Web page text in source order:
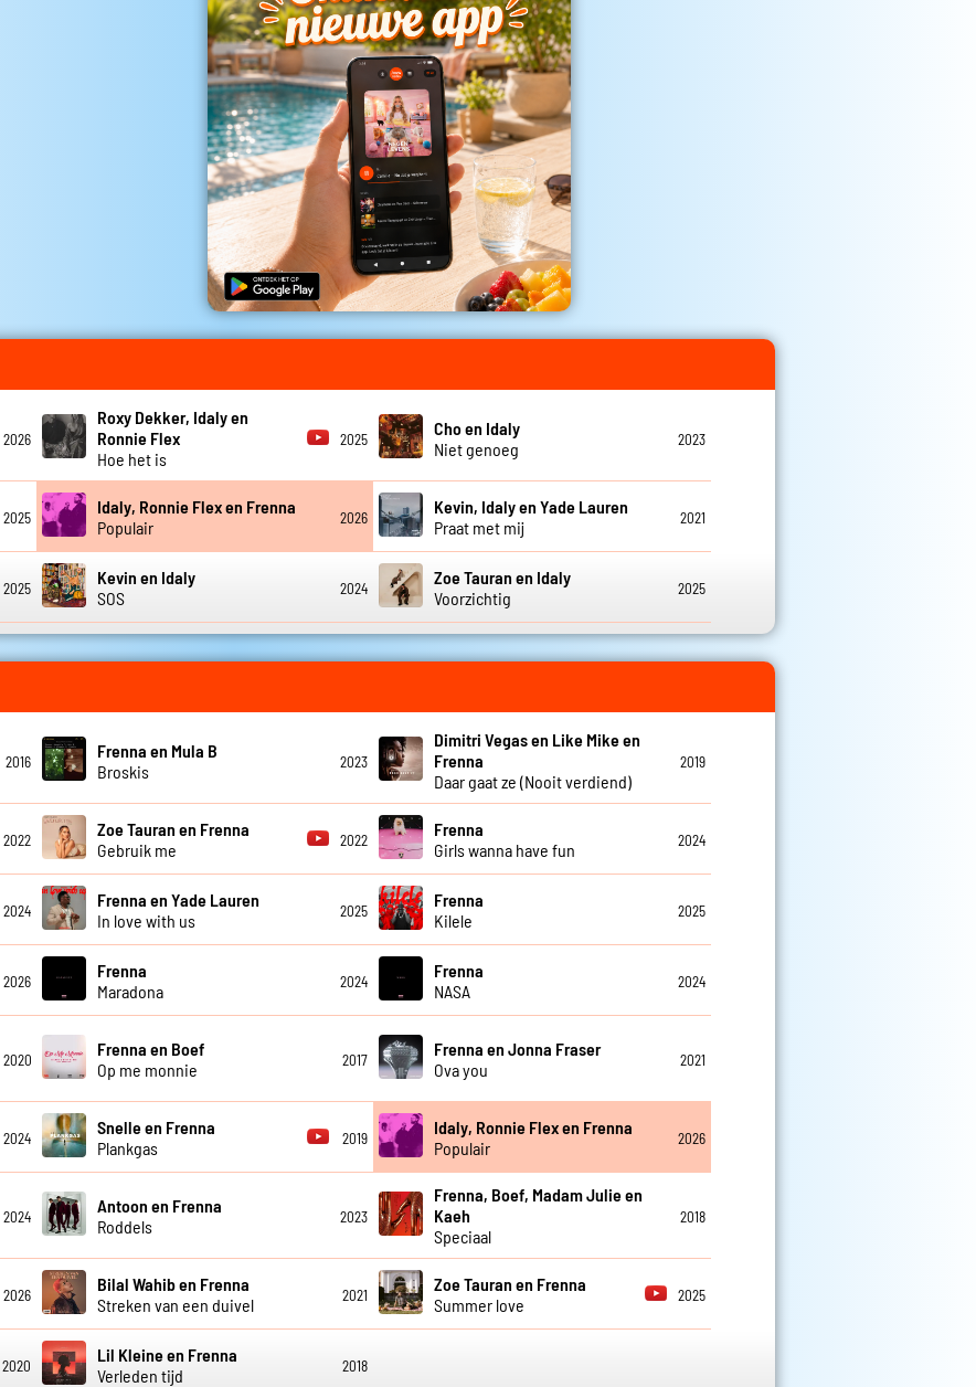
2026
Roxy Dekker, Idaly en
Ronnie Flex
Hoe het is
2025
Cho en Idaly
Niet genoeg
2023
2025
Idaly, Ronnie Flex en Frenna
Populair
2026
Kevin, Idaly en Yade Lauren
Praat met mij
2021
2025
Kevin en Idaly
SOS
2024
Zoe Tauran en Idaly
Voorzichtig
2025
2016
Frenna en Mula B
Broskis
2023
Dimitri Vegas en Like Mike en
Frenna
Daar gaat ze (Nooit verdiend)
2019
2022
Zoe Tauran en Frenna
Gebruik me
2022
Frenna
Girls wanna have fun
2024
2024
Frenna en Yade Lauren
In love with us
2025
Frenna
Kilele
2025
2026
Frenna
Maradona
2024
Frenna
NASA
2024
2020
Frenna en Boef
Op me monnie
2017
Frenna en Jonna Fraser
Ova you
2021
2024
Snelle en Frenna
Plankgas
2019
Idaly, Ronnie Flex en Frenna
Populair
2026
2024
Antoon en Frenna
Roddels
2023
Frenna, Boef, Madam Julie en
Kaeh
Speciaal
2018
2026
Bilal Wahib en Frenna
Streken van een duivel
2021
Zoe Tauran en Frenna
Summer love
2025
2020
Lil Kleine en Frenna
Verleden tijd
2018